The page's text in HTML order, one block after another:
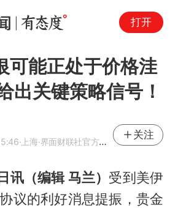
打开
可能正处于价格洼
出关键策略信号！
·上海·界面财联社官方账号
关注
讯（编辑 马兰） 受到美伊
议的利好消息提振，贵金